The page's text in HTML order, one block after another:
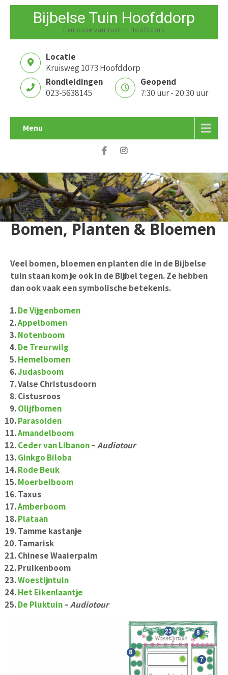
Bijbelse Tuin Hoofddorp
Een oase van rust in Hoofddorp
Locatie
Kruisweg 1073 Hoofddorp
Rondleidingen
023-5638145
Geopend
7:30 uur - 20:30 uur
Menu
Bomen, Planten & Bloemen
Veel bomen, bloemen en planten die in de Bijbelse
tuin staan kom je ook in de Bijbel tegen. Ze hebben
dan ook vaak een symbolische betekenis.
De Vijgenbomen
Appelbomen
Notenboom
De Treurwilg
Hemelbomen
Judasboom
Valse Christusdoorn
Cistusroos
Olijfbomen
Parasolden
Amandelboom
Ceder van Libanon–Audiotour
Ginkgo Biloba
Rode Beuk
Moerbeiboom
Taxus
Amberboom
Plataan
Tamme kastanje
Tamarisk
Chinese Waaierpalm
Pruikenboom
Woestijntuin
Het Eikenlaantje
De Pluktuin–Audiotour